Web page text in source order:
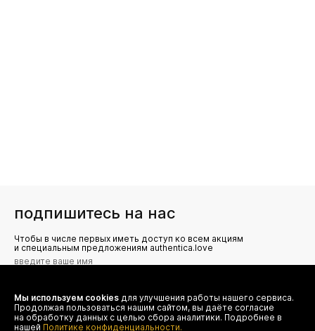
подпишитесь на нас
Чтобы в числе первых иметь доступ ко всем акциям
и специальным предложениям authentica.love
Я даю согласие на сбор, обработку и хранение моих
персональных данных (имя, email, телефон) для получения
рекламных и информационных рассылок от ООО 'БТ
Юнайтед', а также ознакомлен(а) с
Мы используем cookies для улучшения работы нашего сервиса.
Продолжая пользоваться нашим сайтом, вы даёте согласие
на обработку данных с целью сбора аналитики. Подробнее в
нашей Политике конфиденциальности.